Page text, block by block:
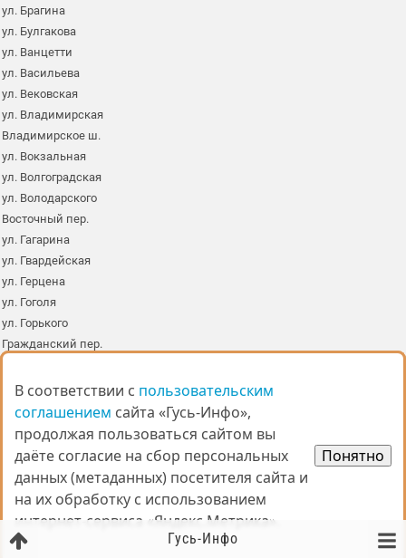
ул. Брагина
ул. Булгакова
ул. Ванцетти
ул. Васильева
ул. Вековская
ул. Владимирская
Владимирское ш.
ул. Вокзальная
ул. Волгоградская
ул. Володарского
Восточный пер.
ул. Гагарина
ул. Гвардейская
ул. Герцена
ул. Гоголя
ул. Горького
Гражданский пер.
ул. Дальняя
ул. Дачная
ул. Дзержинского
ул. Димитрова
ул. Добролюбова
ул. Дорожная
ул. Достоевского
ул. Дружбы народов
Гусь-Инфо
В соответствии с пользовательским
соглашением сайта «Гусь-Инфо»,
продолжая пользоваться сайтом вы
даёте согласие на сбор персональных
данных (метаданных) посетителя сайта и
на их обработку с использованием
интернет-сервиса «Яндекс.Метрика».
Понятно
В соответствии с пользовательским
соглашением сайта «Гусь-Инфо»,
продолжая пользоваться сайтом вы
даёте согласие на сбор персональных
данных (метаданных) посетителя сайта и
на их обработку с использованием
интернет-сервиса «Яндекс.Метрика».
Понятно